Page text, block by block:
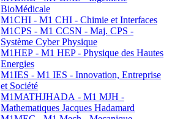
BioMédicale
M1CHI - M1 CHI - Chimie et Interfaces
M1CPS - M1 CCSN - Maj. CPS -
Système Cyber Physique
M1HEP - M1 HEP - Physique des Hautes
Energies
M1IES - M1 IES - Innovation, Entreprise
et Société
M1MATHJHADA - M1 MJH -
Mathematiques Jacques Hadamard